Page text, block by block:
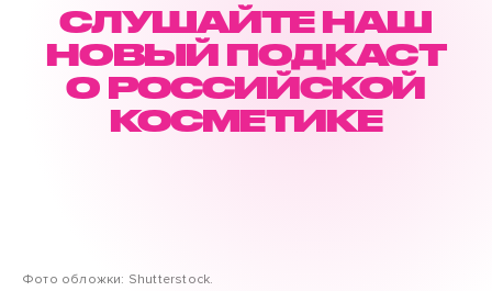
СЛУШАЙТЕ НАШ
НОВЫЙ ПОДКАСТ
О РОССИЙСКОЙ
КОСМЕТИКЕ
Фото обложки: Shutterstock.